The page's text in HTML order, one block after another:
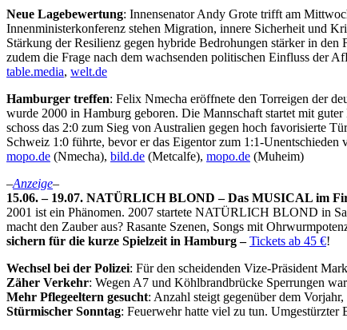
Neue Lagebewertung: Innensenator Andy Grote trifft am
Innenministerkonferenz stehen Migration, innere Sicherheit und
Stärkung der Resilienz gegen hybride Bedrohungen stärker in
zudem die Frage nach dem wachsenden politischen Einfluss der
table.media, welt.de
Hamburger treffen: Felix Nmecha eröffnete den Torreigen der
wurde 2000 in Hamburg geboren. Die Mannschaft startet mit
schoss das 2:0 zum Sieg von Australien gegen hoch favorisierte
Schweiz 1:0 führte, bevor er das Eigentor zum 1:1-Unentschieden
mopo.de (Nmecha), bild.de (Metcalfe), mopo.de (Muheim)
–Anzeige–
15.06. – 19.07. NATÜRLICH BLOND – Das MUSICAL im
2001 ist ein Phänomen. 2007 startete NATÜRLICH BLOND in
macht den Zauber aus? Rasante Szenen, Songs mit
sichern für die kurze Spielzeit in Hamburg – Tickets ab 45 €!
Wechsel bei der Polizei: Für den scheidenden Vize-Präsident
Zäher Verkehr: Wegen A7 und Köhlbrandbrücke Sperrungen
Mehr Pflegeeltern gesucht: Anzahl steigt gegenüber dem
Stürmischer Sonntag: Feuerwehr hatte viel zu tun.